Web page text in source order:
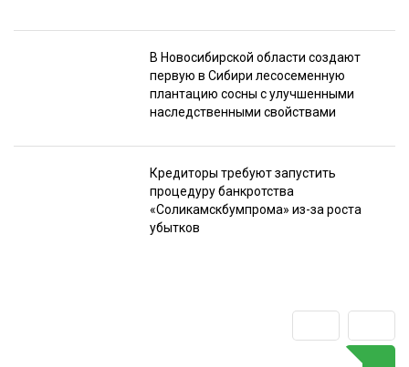
В Новосибирской области создают
первую в Сибири лесосеменную
плантацию сосны с улучшенными
наследственными свойствами
Кредиторы требуют запустить
процедуру банкротства
«Соликамскбумпрома» из-за роста
убытков